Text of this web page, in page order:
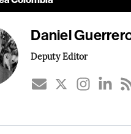
Daniel
Deputy Editor